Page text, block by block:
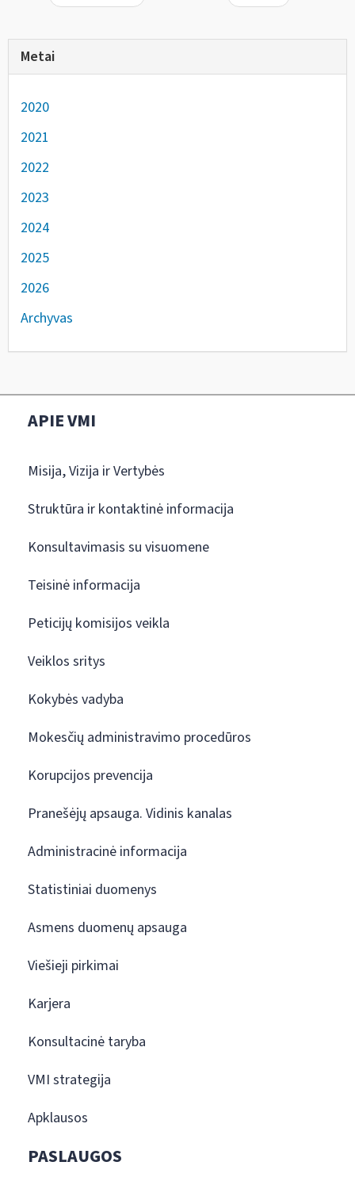
Metai
2020
2021
2022
2023
2024
2025
2026
Archyvas
APIE VMI
Misija, Vizija ir Vertybės
Struktūra ir kontaktinė informacija
Konsultavimasis su visuomene
Teisinė informacija
Peticijų komisijos veikla
Veiklos sritys
Kokybės vadyba
Mokesčių administravimo procedūros
Korupcijos prevencija
Pranešėjų apsauga. Vidinis kanalas
Administracinė informacija
Statistiniai duomenys
Asmens duomenų apsauga
Viešieji pirkimai
Karjera
Konsultacinė taryba
VMI strategija
Apklausos
PASLAUGOS